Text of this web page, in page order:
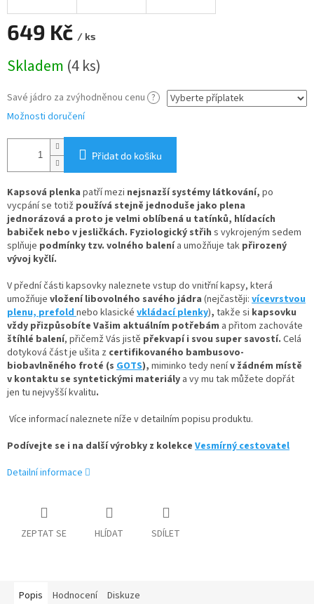
649 Kč / ks
cena:
Skladem (4 ks)
Savé jádro za zvýhodněnou cenu ?
Možnosti doručení
Přidat do košíku
Kapsová plenka patří mezi nejsnazší systémy látkování, po
vycpání se totiž používá stejně jednoduše jako plena
jednorázová a proto je velmi oblíbená u tatínků, hlídacích
babiček nebo v jesličkách. Fyziologický střih s vykrojeným sedem
splňuje podmínky tzv. volného balenía umožňuje tak přirozený
vývoj kyčlí.
Vpřední části kapsovky naleznete vstup do vnitřní kapsy, která
umožňuje vloženílibovolného savého jádra (nejčastěji: vícevrstvou
plenu,prefoldnebo klasické vkládací plenky), takže si kapsovku
vždy přizpůsobíte Vašim aktuálním potřebám a přitom zachováte
štíhlé balení, přičemž Vás jistě překvapí i svou super savostí. Celá
dotyková část je ušita z certifikovaného bambusovo-
biobavlněného froté (s GOTS), miminko tedy nenív žádném místě
v kontaktu se syntetickými materiály a vy mu tak můžete dopřát
jen tu nejvyšší kvalitu.
Více informací naleznete níže v detailním popisu produktu.
Podívejte se i na další výrobky z kolekce Vesmírný cestovatel
Detailní informace
ZEPTAT SE HLÍDAT SDÍLET
Popis Hodnocení Diskuze